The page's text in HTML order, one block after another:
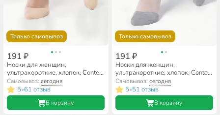
Только самовывоз
191 ₽
Носки для женщин,
ультракороткие, хлопок, Conte,
Active, 000, бежевые, р.25-27,
18С-4СП
Самовывоз:сегодня
5•61 отзыв
В корзину
Только самовывоз
191 ₽
Носки для женщин,
ультракороткие, хлопок, Conte,
Active, 000, серые, р.25-27,
18C-4CП
Самовывоз: сегодня
5•51 отзыв
В корзину